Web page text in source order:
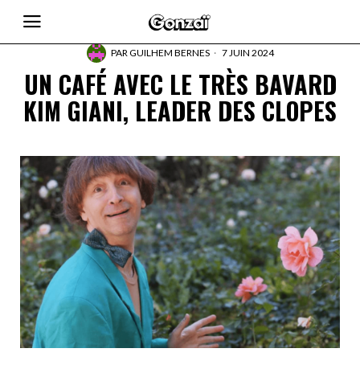
PARGUILHEM BERNES 7 JUIN 2024
UN CAFÉ AVEC LE TRÈS BAVARD
KIM GIANI, LEADER DES CLOPES